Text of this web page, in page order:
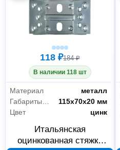
118 ₽184 ₽
В наличии 118 шт
Материал
металл
115x70x20 мм
Цвет
цинк
Итальянская
оцинкованная стяжка